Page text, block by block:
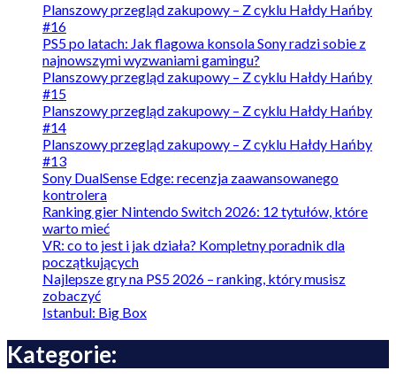
Planszowy przegląd zakupowy – Z cyklu Hałdy Hańby
#16
PS5 po latach: Jak flagowa konsola Sony radzi sobie z
najnowszymi wyzwaniami gamingu?
Planszowy przegląd zakupowy – Z cyklu Hałdy Hańby
#15
Planszowy przegląd zakupowy – Z cyklu Hałdy Hańby
#14
Planszowy przegląd zakupowy – Z cyklu Hałdy Hańby
#13
Sony DualSense Edge: recenzja zaawansowanego
kontrolera
Ranking gier Nintendo Switch 2026: 12 tytułów, które
warto mieć
VR: co to jest i jak działa? Kompletny poradnik dla
początkujących
Najlepsze gry na PS5 2026 – ranking, który musisz
zobaczyć
Istanbul: Big Box
Kategorie: